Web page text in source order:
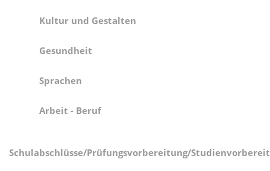
Kultur und Gestalten
Gesundheit
Sprachen
Arbeit - Beruf
Schulabschlüsse/Prüfungsvorbereitung/